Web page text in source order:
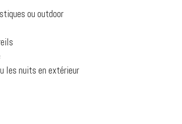
ou outdoor
les nuits en extérieur